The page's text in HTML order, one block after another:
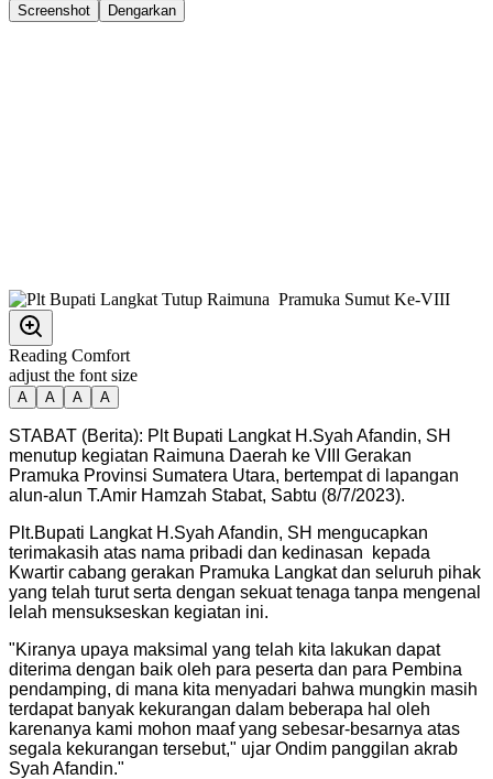
Screenshot
Dengarkan
Reading Comfort
adjust the font size
A A A A
STABAT (Berita): Plt Bupati Langkat H.Syah Afandin, SH
menutup kegiatan Raimuna Daerah ke VIII Gerakan
Pramuka Provinsi Sumatera Utara, bertempat di lapangan
alun-alun T.Amir Hamzah Stabat, Sabtu (8/7/2023).
Plt.Bupati Langkat H.Syah Afandin, SH mengucapkan
terimakasih atas nama pribadi dan kedinasan kepada
Kwartir cabang gerakan Pramuka Langkat dan seluruh pihak
yang telah turut serta dengan sekuat tenaga tanpa mengenal
lelah mensukseskan kegiatan ini.
"Kiranya upaya maksimal yang telah kita lakukan dapat
diterima dengan baik oleh para peserta dan para Pembina
pendamping, di mana kita menyadari bahwa mungkin masih
terdapat banyak kekurangan dalam beberapa hal oleh
karenanya kami mohon maaf yang sebesar-besarnya atas
segala kekurangan tersebut," ujar Ondim panggilan akrab
Syah Afandin."